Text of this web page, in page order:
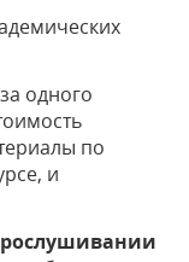
одного
по
и